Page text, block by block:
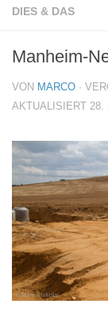
DIES & DAS
Manheim-
VON MARCO ·
AKTUALISIERT 28.